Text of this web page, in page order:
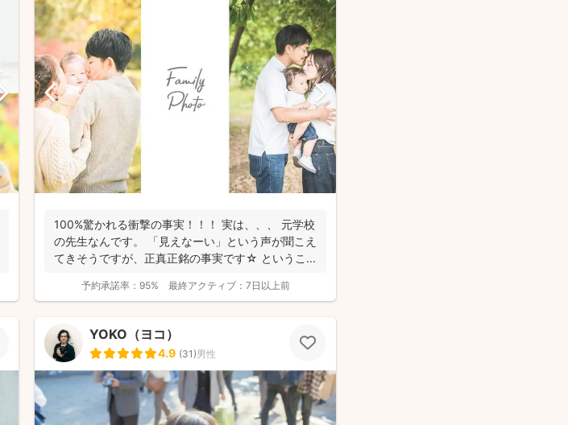
100%驚かれる衝撃の事実！！！ 実は、、、 元学校
の先生なんです。 「見えなーい」という声が聞こえ
てきそうですが、正真正銘の事実です☆ というこ...
予約承諾率： 95% 最終アクティブ： 7日以上前
YOKO（ヨコ）
4.9 (31)男性